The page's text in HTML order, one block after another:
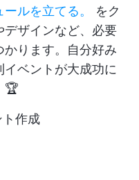
ルを立てる。
をク
デザインなど、必要
ります。自分好み
ベントが大成功に
🏆
作成